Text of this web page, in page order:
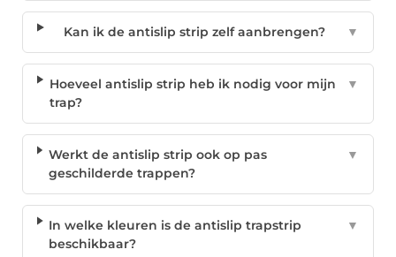
Kan ik de antislip strip zelf aanbrengen? ▼
Hoeveel antislip strip heb ik nodig voor mijn
trap?
▼
Werkt de antislip strip ook op pas
geschilderde trappen?
▼
In welke kleuren is de antislip trapstrip
beschikbaar?
▼